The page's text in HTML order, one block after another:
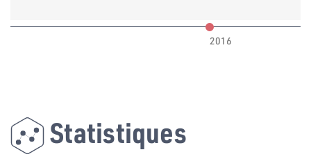
2016
Statistiques